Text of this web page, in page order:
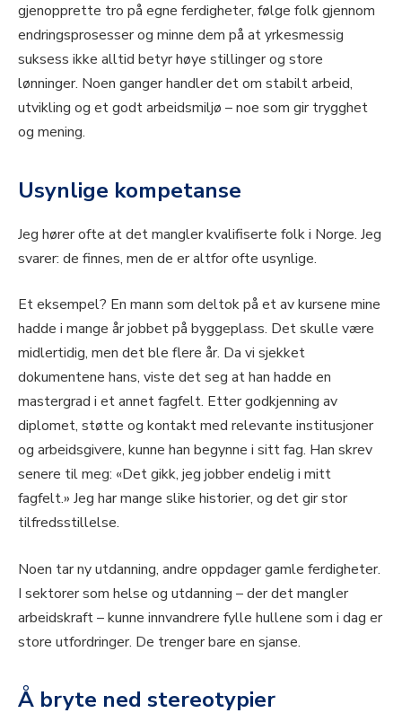
gjenopprette tro på egne ferdigheter, følge folk gjennom
endringsprosesser og minne dem på at yrkesmessig
suksess ikke alltid betyr høye stillinger og store
lønninger. Noen ganger handler det om stabilt arbeid,
utvikling og et godt arbeidsmiljø – noe som gir trygghet
og mening.
Usynlige kompetanse
Jeg hører ofte at det mangler kvalifiserte folk i Norge. Jeg
svarer: de finnes, men de er altfor ofte usynlige.
Et eksempel? En mann som deltok på et av kursene mine
hadde i mange år jobbet på byggeplass. Det skulle være
midlertidig, men det ble flere år. Da vi sjekket
dokumentene hans, viste det seg at han hadde en
mastergrad i et annet fagfelt. Etter godkjenning av
diplomet, støtte og kontakt med relevante institusjoner
og arbeidsgivere, kunne han begynne i sitt fag. Han skrev
senere til meg: «Det gikk, jeg jobber endelig i mitt
fagfelt.» Jeg har mange slike historier, og det gir stor
tilfredsstillelse.
Noen tar ny utdanning, andre oppdager gamle ferdigheter.
I sektorer som helse og utdanning – der det mangler
arbeidskraft – kunne innvandrere fylle hullene som i dag er
store utfordringer. De trenger bare en sjanse.
Å bryte ned stereotypier